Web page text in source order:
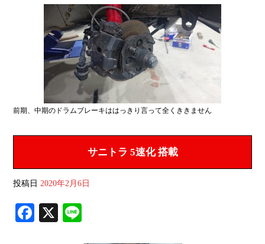
bo
ok
前期、中期のドラムブレーキははっきり言って全くききません
サニトラ 5速化 搭載
投稿日 2020年2月6日
Fa X